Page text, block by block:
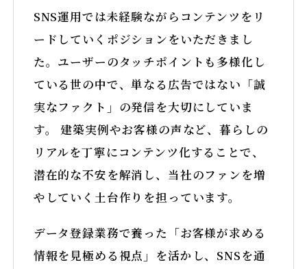
SNS運用では未経験ながらコンテンツをリ
ードしていくポジションをいただきまし
た。ユーザーのタッチポイントも多様化し
ている世の中で、単なる広告ではない「誠
実なファクト」の発信を大切にしていま
す。 建築実例やお客様の声など、暮らしの
リアルを丁寧にコンテンツ化することで、
潜在的な不安を解消し、当社のファンを増
やしていく土台作りを担っています。
データ登録業務で養った「お客様が求める
情報を見極める視点」を活かし、SNSを通